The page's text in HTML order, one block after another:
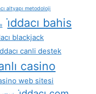
altyapı metodoloji
i̇ddacı bahis
blackjack
canli destek
casino
web sitesi